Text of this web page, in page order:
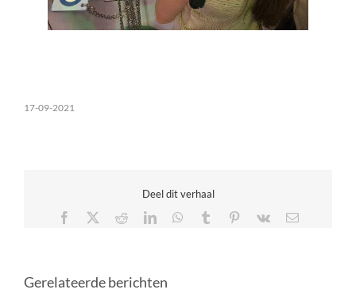
17-09-2021
Deel dit verhaal
Facebook
RedditLinkedInWhatsApp
Tumblr Pinterest
Vk
E-
Gerelateerde berichten